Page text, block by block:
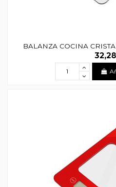
BALANZA COCINA